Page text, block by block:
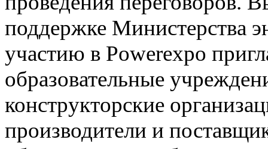
поддержке Министерства
участию в Powerexpo
образовательные
конструкторские
производители и